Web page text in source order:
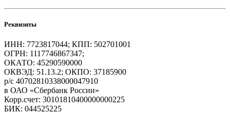
Реквизиты
ИНН: 7723817044; КПП: 502701001
ОГРН: 1117746867347;
ОКАТО: 45290590000
ОКВЭД: 51.13.2; ОКПО: 37185900
р/с 40702810338000047910
в ОАО «Сбербанк России»
Корр.счет: 30101810400000000225
БИК: 044525225